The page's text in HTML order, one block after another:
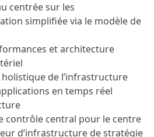
centrée sur les
simplifiée via le modèle de
et architecture
de l’infrastructure
en temps réel
contrôle central pour le centre
d’infrastructure de stratégie